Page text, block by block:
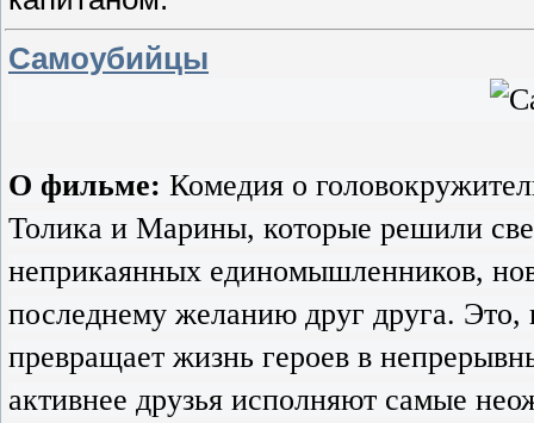
Самоубийцы
О фильме: Комедия о
Толика и Марины, которые решили
неприкаянных единомышленников,
последнему желанию друг друга. Это,
превращает жизнь героев в
активнее друзья исполняют самые